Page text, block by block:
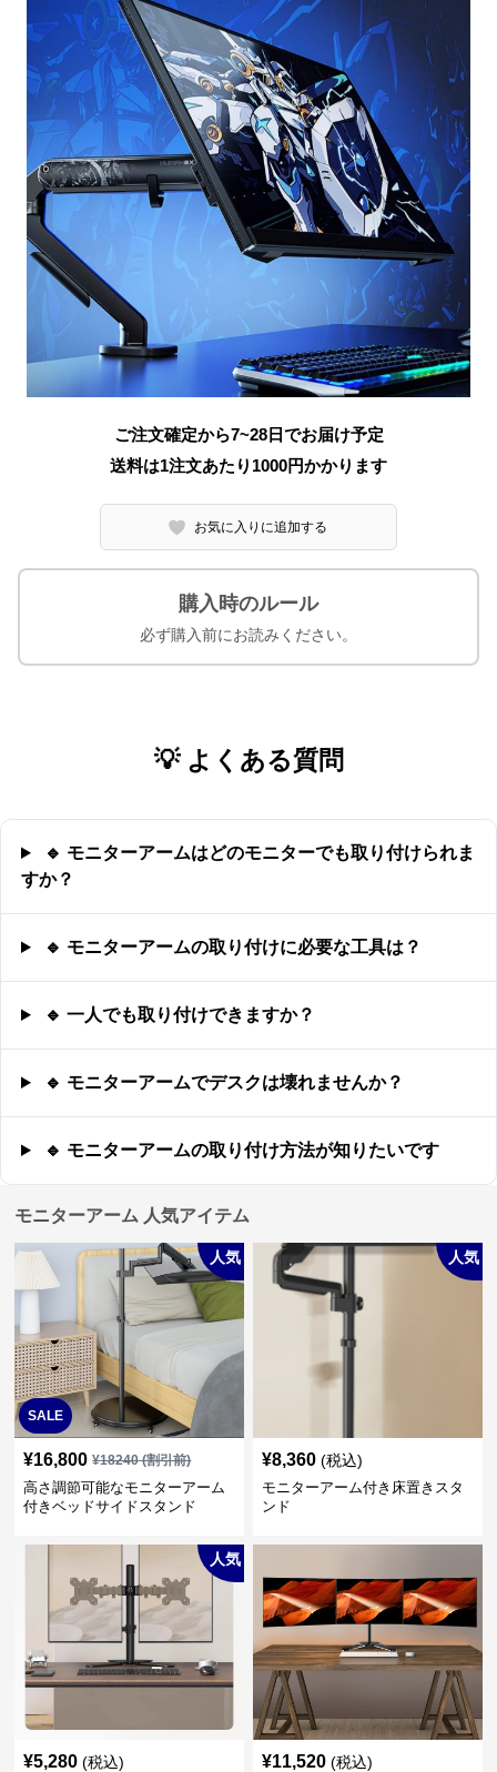
ご注文確定から7~28日でお届け予定
送料は1注文あたり 1000円かかります
お気に入りに追加する
購入時のルール
必ず購入前にお読みください。
💡 よくある質問
🔹 モニターアームはどのモニターでも取り付けられま
すか？
🔹 モニターアームの取り付けに必要な工具は？
🔹 一人でも取り付けできますか？
🔹 モニターアームでデスクは壊れませんか？
🔹 モニターアームの取り付け方法が知りたいです
モニターアーム 人気アイテム
SALE
人気
¥16,800 ¥18240(割引前)
高さ調節可能なモニターアーム
付きベッドサイドスタンド
人気
¥8,360 (税込)
モニターアーム付き床置きスタ
ンド
人気
¥5,280 (税込) ¥11,520 (税込)